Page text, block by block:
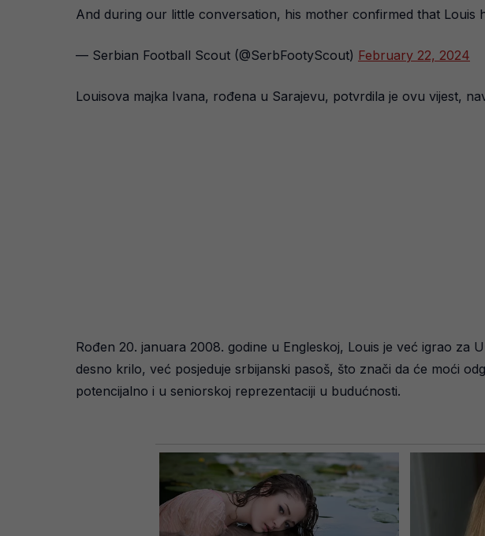
And during our little conversation, his mother confirmed that Louis
— Serbian Football Scout (@SerbFootyScout) February 22, 2024
Louisova majka Ivana, rođena u Sarajevu, potvrdila je ovu vijest,
Rođen 20. januara 2008. godine u Engleskoj, Louis je već igrao za
desno krilo, već posjeduje srbijanski pasoš, što znači da će moći
potencijalno i u seniorskoj reprezentaciji u budućnosti.